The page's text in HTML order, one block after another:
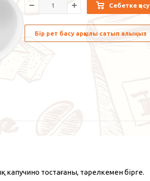
Себетке қосу
Бір рет басу арқылы сатып алыңыз
тостағаны, тәрелкемен бірге.